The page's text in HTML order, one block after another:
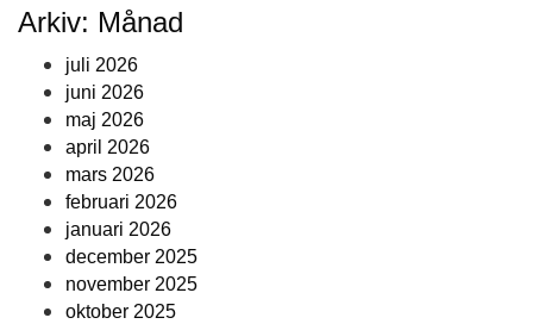
Arkiv: Månad
juli 2026
juni 2026
maj 2026
april 2026
mars 2026
februari 2026
januari 2026
december 2025
november 2025
oktober 2025